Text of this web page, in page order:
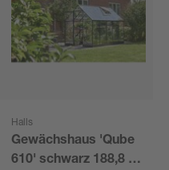
Halls
Gewächshaus 'Qube
610' schwarz 188,8 x